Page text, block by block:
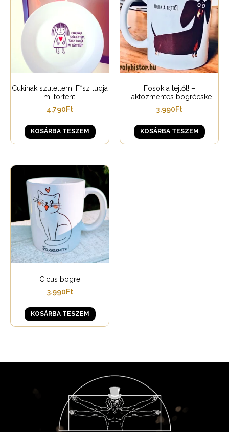
Cukinak születtem. F*sz tudja
mi történt.
4.790Ft
KOSÁRBA TESZEM
Fosok a tejtől! –
Laktózmentes bögrécske
3.990Ft
KOSÁRBA TESZEM
Cicus bögre
3.990Ft
KOSÁRBA TESZEM